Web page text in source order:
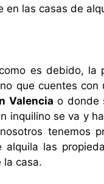
en las casas de
es debido,
que cuentes
Valencia o donde
inquilino se va y
tenemos
alquila las
la casa.